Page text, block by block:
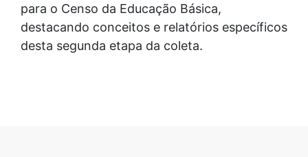
para o Censo da Educação Básica,
destacando conceitos e relatórios específicos
desta segunda etapa da coleta.